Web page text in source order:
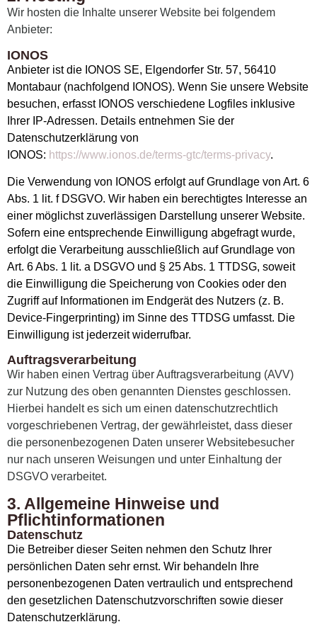
Wir hosten die Inhalte unserer Website bei folgendem
Anbieter:
IONOS
Anbieter ist die IONOS SE, Elgendorfer Str. 57, 56410
Montabaur (nachfolgend IONOS). Wenn Sie unsere Website
besuchen, erfasst IONOS verschiedene Logfiles inklusive
Ihrer IP-Adressen. Details entnehmen Sie der
Datenschutzerklärung von
IONOS: https://www.ionos.de/terms-gtc/terms-privacy.
Die Verwendung von IONOS erfolgt auf Grundlage von Art. 6
Abs. 1 lit. f DSGVO. Wir haben ein berechtigtes Interesse an
einer möglichst zuverlässigen Darstellung unserer Website.
Sofern eine entsprechende Einwilligung abgefragt wurde,
erfolgt die Verarbeitung ausschließlich auf Grundlage von
Art. 6 Abs. 1 lit. a DSGVO und § 25 Abs. 1 TTDSG, soweit
die Einwilligung die Speicherung von Cookies oder den
Zugriff auf Informationen im Endgerät des Nutzers (z. B.
Device-Fingerprinting) im Sinne des TTDSG umfasst. Die
Einwilligung ist jederzeit widerrufbar.
Auftragsverarbeitung
Wir haben einen Vertrag über Auftragsverarbeitung (AVV)
zur Nutzung des oben genannten Dienstes geschlossen.
Hierbei handelt es sich um einen datenschutzrechtlich
vorgeschriebenen Vertrag, der gewährleistet, dass dieser
die personenbezogenen Daten unserer Websitebesucher
nur nach unseren Weisungen und unter Einhaltung der
DSGVO verarbeitet.
3. Allgemeine Hinweise und
Pflichtinformationen
Datenschutz
Die Betreiber dieser Seiten nehmen den Schutz Ihrer
persönlichen Daten sehr ernst. Wir behandeln Ihre
personenbezogenen Daten vertraulich und entsprechend
den gesetzlichen Datenschutzvorschriften sowie dieser
Datenschutzerklärung.